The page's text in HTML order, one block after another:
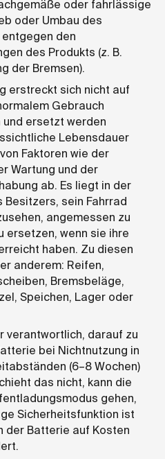
oder fahrlässige
oder Umbau des
den
des Produkts (z. B.
der Bremsen).
erstreckt sich nicht auf
Gebrauch
ersetzt werden
Lebensdauer
Faktoren wie der
Wartung und der
ab. Es liegt in der
Besitzers, sein Fahrrad
angemessen zu
ersetzen, wenn sie ihre
haben. Zu diesen
anderem: Reifen,
Bremsbeläge,
Speichen, Lager oder
verantwortlich, darauf zu
bei Nichtnutzung in
(6–8 Wochen)
das nicht, kann die
gehen,
Sicherheitsfunktion ist
der Batterie auf Kosten